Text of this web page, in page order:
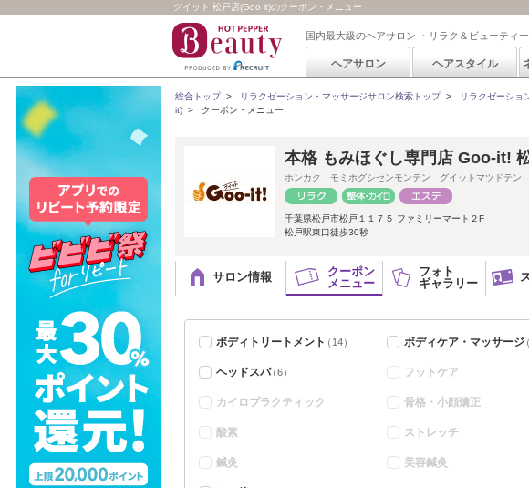
グイット 松戸店(Goo it)のクーポン・メニュー
国内最大級のヘアサロン ・リラク＆ビューティ
ヘアサロン ヘアスタイル
総合トップ> リラクゼーション・マッサージサロン検索トップ> リラクゼーショ
it) > クーポン・メニュー
本格 もみほぐし専門店 Goo-it!
ホンカク モミホグシセンモンテン グイットマツドテン
千葉県松戸市松戸１１７５ ファミリーマート２F
松戸駅東口徒歩30秒
サロン情報
クーポン
メニュー
フォト
ギャラリー
ボディトリートメント（14） ボディケア・マッサージ
ヘッドスパ（6） フットケア
カイロプラクティック 骨格・小顔矯正
酸素 ストレッチ
鍼灸 美容鍼灸